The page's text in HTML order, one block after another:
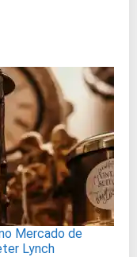
Mercado de
Lynch